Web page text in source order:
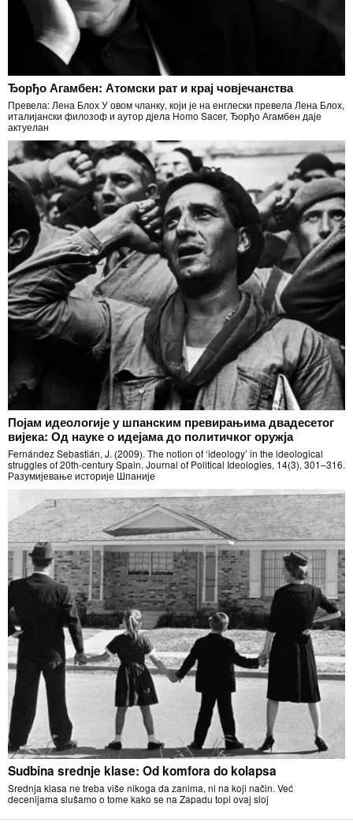
Ђорђо Агамбен: Атомски рат и крај човјечанства
Превела: Лена Блох У овом чланку, који је на енглески превела Лена Блох,
италијански филозоф и аутор дјела Homo Sacer, Ђорђо Агамбен даје
актуелан
Појам идеологије у шпанским превирањима двадесетог
вијека: Од науке о идејама до политичког оружја
Fernández Sebastián, J. (2009). The notion of ‘ideology’ in the ideological
struggles of 20th-century Spain. Journal of Political Ideologies, 14(3), 301–316.
Разумијевање историје Шпаније
Sudbina srednje klase: Od komfora do kolapsa
Srednja klasa ne treba više nikoga da zanima, ni na koji način. Već
decenijama slušamo o tome kako se na Zapadu topi ovaj sloj